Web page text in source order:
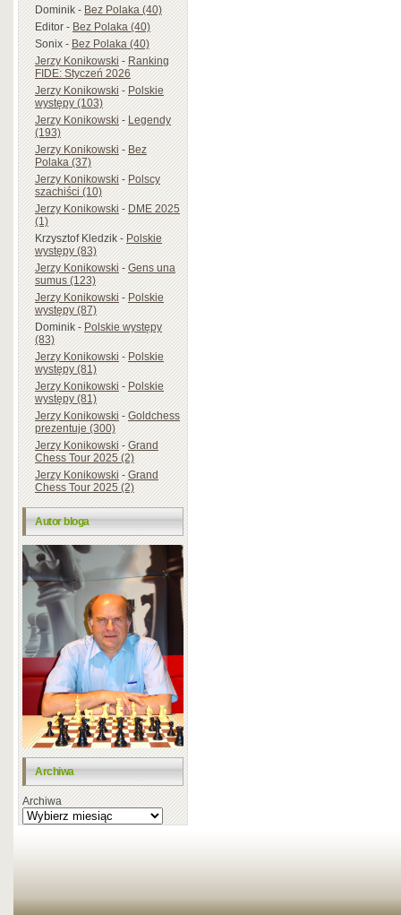
Dominik-Bez Polaka (40)
Editor-Bez Polaka (40)
Sonix-Bez Polaka (40)
Jerzy Konikowski-Ranking
FIDE: Styczeń 2026
Jerzy Konikowski-Polskie
występy (103)
Jerzy Konikowski-Legendy
(193)
Jerzy Konikowski-Bez
Polaka (37)
Jerzy Konikowski-Polscy
szachiści (10)
Jerzy Konikowski-DME 2025
(1)
Krzysztof Kledzik-Polskie
występy (83)
Jerzy Konikowski-Gens una
sumus (123)
Jerzy Konikowski-Polskie
występy (87)
Dominik-Polskie występy
(83)
Jerzy Konikowski-Polskie
występy (81)
Jerzy Konikowski-Polskie
występy (81)
Jerzy Konikowski-Goldchess
prezentuje (300)
Jerzy Konikowski-Grand
Chess Tour 2025 (2)
Jerzy Konikowski-Grand
Chess Tour 2025 (2)
Autor bloga
Archiwa
Archiwa